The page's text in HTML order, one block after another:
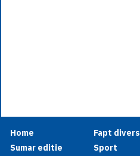
Home
Sumar editie
Fapt divers
Sport